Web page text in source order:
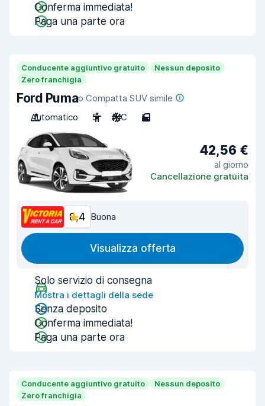
Conferma immediata!
Paga una parte ora
Conducente aggiuntivo gratuito
Nessun deposito
Zero franchigia
Ford Pumao Compatta SUV simile
Automatico
5 A/C 5
42,56 €
al giorno
Cancellazione gratuita
8,4 Buona
Visualizza offerta
Solo servizio di consegna
Mostra i dettagli della sede
Senza deposito
Conferma immediata!
Paga una parte ora
Conducente aggiuntivo gratuito
Nessun deposito
Zero franchigia